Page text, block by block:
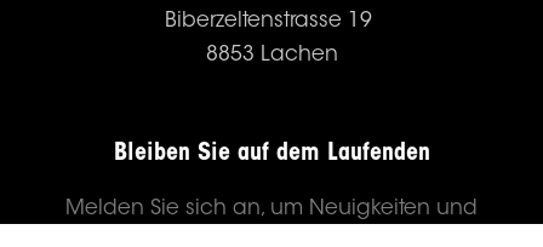
Biberzeltenstrasse 19
8853 Lachen
Bleiben Sie auf dem Laufenden
Melden Sie sich an, um Neuigkeiten und